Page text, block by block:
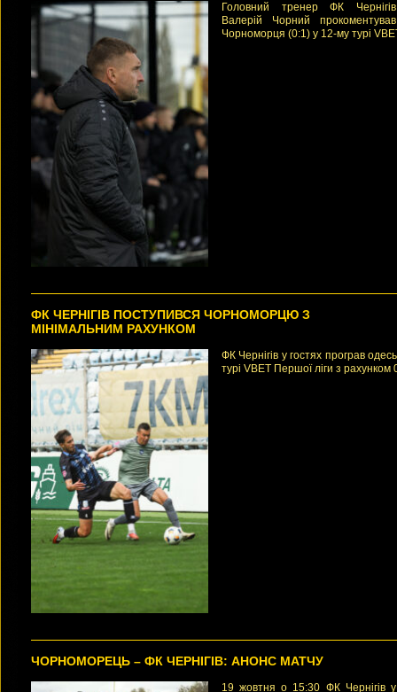
Головний тренер ФК Чернігів
Валерій Чорний
Чорноморця (0:1) у 12-му турі
ФК ЧЕРНІГІВ ПОСТУПИВСЯ ЧОРНОМОРЦЮ З
МІНІМАЛЬНИМ РАХУНКОМ
ФК Чернігів у гостях програв
турі VBET Першої ліги з рахунком
ЧОРНОМОРЕЦЬ – ФК ЧЕРНІГІВ: АНОНС МАТЧУ
19 жовтня о 15:30 ФК Чернігів у